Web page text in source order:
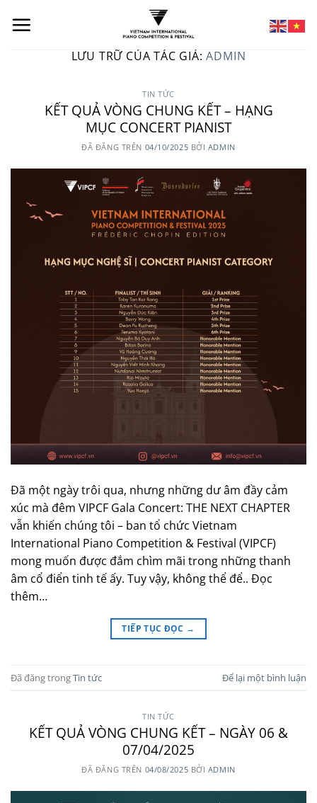
LƯU TRỮ CỦA TÁC GIẢ:ADMIN
TIN TỨC
KẾT QUẢ VÒNG CHUNG KẾT – HẠNG
MỤC CONCERT PIANIST
ĐÃ ĐĂNG TRÊN 04/10/2025 BỞI ADMIN
Đã một ngày trôi qua, nhưng những dư âm đầy cảm
xúc mà đêm VIPCF Gala Concert: THE NEXT CHAPTER
vẫn khiến chúng tôi – ban tổ chức Vietnam
International Piano Competition & Festival (VIPCF)
mong muốn được đắm chìm mãi trong những thanh
âm cổ điển tinh tế ấy. Tuy vậy, không thể để.. Đọc
thêm…
TIẾP TỤC ĐỌC →
Đã đăng trongTin tức Để lại một bình luận
TIN TỨC
KẾT QUẢ VÒNG CHUNG KẾT – NGÀY 06 &
07/04/2025
ĐÃ ĐĂNG TRÊN 04/08/2025 BỞI ADMIN